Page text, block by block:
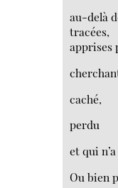
au-delà
tracées,
apprises
caché,
perdu
et qui
Ou bien